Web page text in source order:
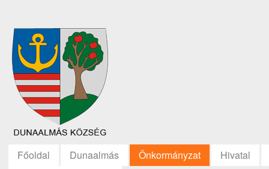
Főoldal Dunaalmás Önkormányzat
Hivatal